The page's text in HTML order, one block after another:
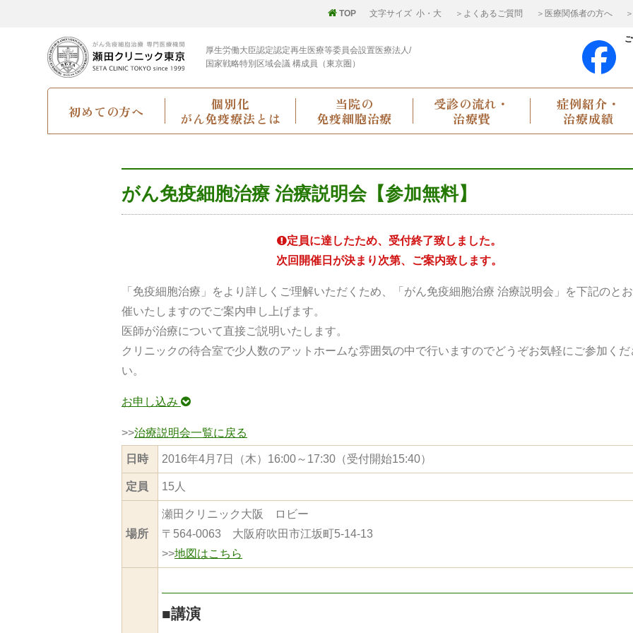
TOP 文字サイズ 小 ・ 大 ＞よくあるご質問 ＞医療関係者の方へ
厚生労働大臣認定認定再生医療等委員会設置医療法人/
国家戦略特別区域会議 構成員（東京圏）
初めての方へ
個別化
がん免疫療法とは
当院の
免疫細胞治療
受診の流れ・
治療費
症例紹介・
治療成績
がん免疫細胞治療 治療説明会【参加無料】
定員に達したため、受付終了致しました。
次回開催日が決まり次第、ご案内致します。
「免疫細胞治療」をより詳しくご理解いただくため、「がん免疫細胞治療 治療説明会」を下記のと
催いたしますのでご案内申し上げます。
医師が治療について直接ご説明いたします。
クリニックの待合室で少人数のアットホームな雰囲気の中で行いますのでどうぞお気軽にご参加くだ
い。
お申し込み
>>治療説明会一覧に戻る
日時 2016年4月7日（木）16:00～17:30（受付開始15:40）
定員 15人
場所
瀬田クリニック大阪 ロビー
〒564-0063 大阪府吹田市江坂町5-14-13
>>地図はこちら
■講演